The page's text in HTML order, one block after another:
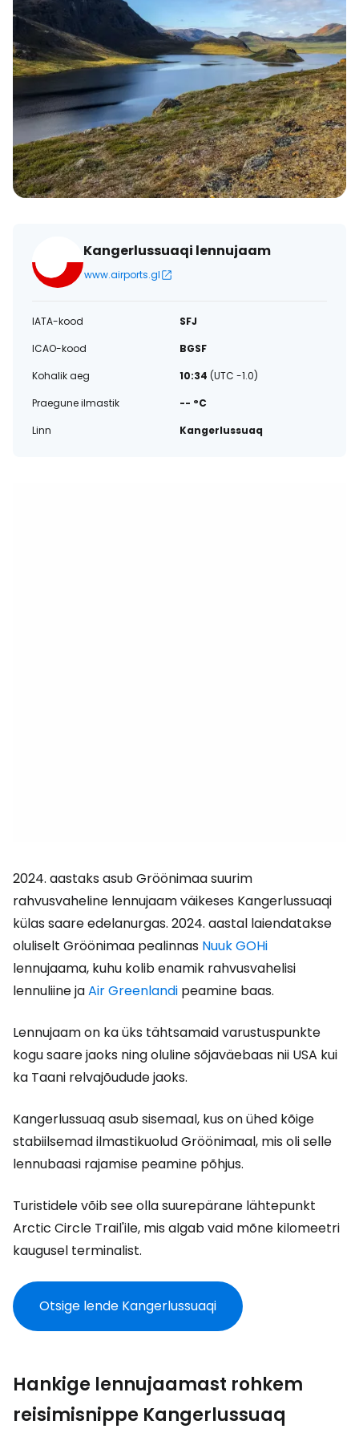
Kangerlussuaqi lennujaam
www.airports.gl
IATA-kood
SFJ
ICAO-kood
BGSF
Kohalik aeg
10:34 (UTC -1.0)
Praegune ilmastik
-- °C
Linn
Kangerlussuaq
2024. aastaks asub Gröönimaa suurim
rahvusvaheline lennujaam väikeses Kangerlussuaqi
külas saare edelanurgas. 2024. aastal laiendatakse
oluliselt Gröönimaa pealinnas Nuuk GOHi
lennujaama, kuhu kolib enamik rahvusvahelisi
lennuliine jaAir Greenlandi peamine baas.
Lennujaam on ka üks tähtsamaid varustuspunkte
kogu saare jaoks ning oluline sõjaväebaas nii USA kui
ka Taani relvajõudude jaoks.
Kangerlussuaq asub sisemaal, kus on ühed kõige
stabiilsemad ilmastikuolud Gröönimaal, mis oli selle
lennubaasi rajamise peamine põhjus.
Turistidele võib see olla suurepärane lähtepunkt
Arctic Circle Trail'ile, mis algab vaid mõne kilomeetri
kaugusel terminalist.
Otsige lende Kangerlussuaqi
Hankige lennujaamast rohkem
reisimisnippe Kangerlussuaq